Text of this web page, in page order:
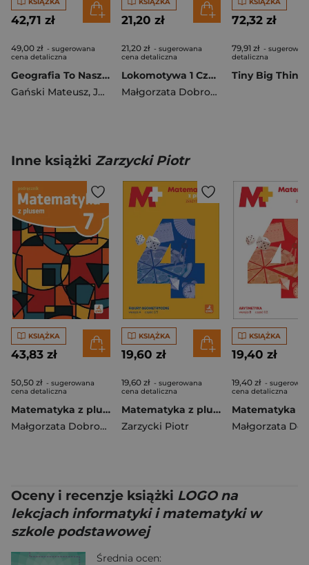
42,71 zł
49,00 zł - sugerowana
cena detaliczna
Geografia To Nasz Świat podręcznik dla kalsy 7 szkoła podstawowa EDYCJA 2026
Gański Mateusz, Julia Podlewska , Joanna Jasińska
21,20 zł
21,20 zł - sugerowana
cena detaliczna
Lokomotywa 1 Czytam i piszę Ćwiczenia cz 1 EDYCJA 2026
Małgorzata Dobrowolska
72,32 zł
79,91 zł -
detaliczna
Inne książki Zarzycki Piotr
KSIĄŻKA
43,83 zł
50,50 zł - sugerowana
cena detaliczna
Matematyka z plusem podręcznik dla klasy 7 szkoła podstawowa EDYCJA 2026
Małgorzata Dobrowolska
,Zarzycki Piotr Jucewicz Marta
KSIĄŻKA
19,60 zł
19,60 zł - sugerowana
cena detaliczna
Matematyka z plusem ćwiczenia Figury geometryczne wersja A dla klasy 4 szkoły podstawowej EDYCJA 2026
Zarzycki Piotr
KSIĄŻKA
19,40 zł
19,40 zł -
cena detaliczna
Oceny i recenzje książki LOGO na
lekcjach informatyki i matematyki w
szkole podstawowej
Średnia ocen: